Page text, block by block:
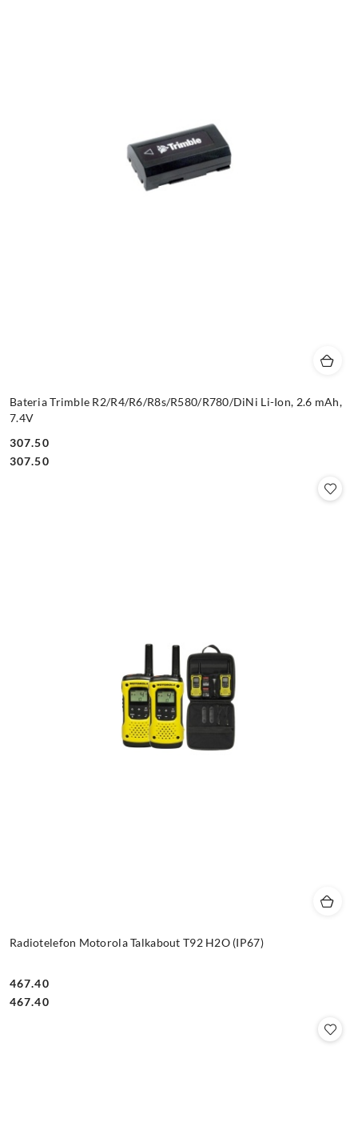
Bateria Trimble R2/R4/R6/R8s/R580/R780/DiNi Li-Ion, 2.6 mAh,
7.4V
Cena:
307.50
Cena:
307.50
Radiotelefon Motorola Talkabout T92 H2O (IP67)
Cena:
467.40
Cena:
467.40